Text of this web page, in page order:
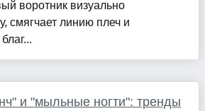
воротник визуально
смягчает линию плеч и
и "мыльные ногти": тренды